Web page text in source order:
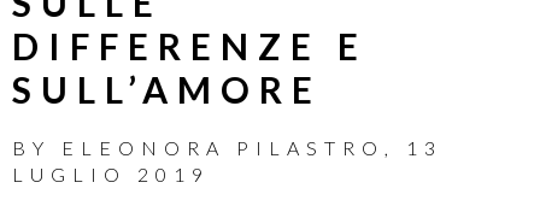
DIFFERENZE E
SULL’AMORE
BY ELEONORA PILASTRO
13
LUGLIO 2019